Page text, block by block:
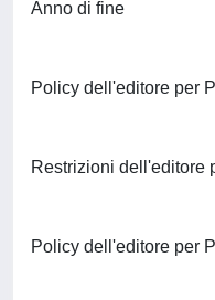
Anno di fine
Policy dell'editore per
Restrizioni dell'editore
Policy dell'editore per